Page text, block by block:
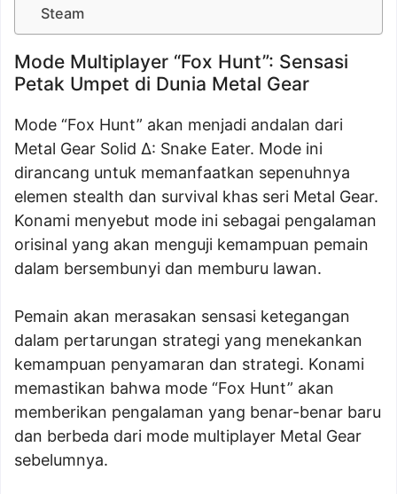
Steam
Mode Multiplayer “Fox Hunt”: Sensasi
Petak Umpet di Dunia Metal Gear
Mode “Fox Hunt” akan menjadi andalan dari
Metal Gear Solid Δ: Snake Eater. Mode ini
dirancang untuk memanfaatkan sepenuhnya
elemen stealth dan survival khas seri Metal Gear.
Konami menyebut mode ini sebagai pengalaman
orisinal yang akan menguji kemampuan pemain
dalam bersembunyi dan memburu lawan.
Pemain akan merasakan sensasi ketegangan
dalam pertarungan strategi yang menekankan
kemampuan penyamaran dan strategi. Konami
memastikan bahwa mode “Fox Hunt” akan
memberikan pengalaman yang benar-benar baru
dan berbeda dari mode multiplayer Metal Gear
sebelumnya.